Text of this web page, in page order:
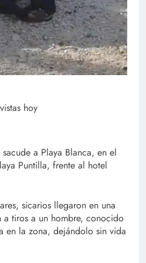
hoy
a Playa Blanca, en el
Puntilla, frente al hotel
sicarios llegaron en una
a tiros a un hombre, conocido
en la zona, dejándolo sin vida